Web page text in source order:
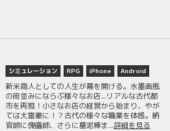
シミュレーション RPG iPhone Android
新米商人としての人生が幕を開ける。水墨画風
の街並みにならぶ様々なお店...リアルな古代都
市を再現！小さなお店の経営から始まり、やが
ては大富豪に！？古代の様々な職業を体感。納
官師に傀儡師、さらに墓泥棒ま...詳細を見る